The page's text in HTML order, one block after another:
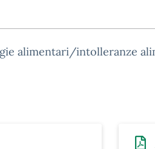
alimentari/intolleranze